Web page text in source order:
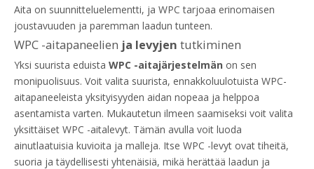
Aita on suunnitteluelementti, ja WPC tarjoaa erinomaisen
joustavuuden ja paremman laadun tunteen.
WPC -aitapaneelien ja levyjen tutkiminen
Yksi suurista eduista WPC -aitajärjestelmän on sen
monipuolisuus. Voit valita suurista, ennakkoluulotuista WPC-
aitapaneeleista yksityisyyden aidan nopeaa ja helppoa
asentamista varten. Mukautetun ilmeen saamiseksi voit valita
yksittäiset WPC -aitalevyt. Tämän avulla voit luoda
ainutlaatuisia kuvioita ja malleja. Itse WPC -levyt ovat tiheitä,
suoria ja täydellisesti yhtenäisiä, mikä herättää laadun ja